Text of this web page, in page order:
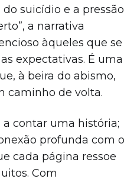
suicídio e a pressão
a narrativa
àqueles que se
expectativas. É uma
à beira do abismo,
caminho de volta.
contar uma história;
profunda com o
cada página ressoe
Com